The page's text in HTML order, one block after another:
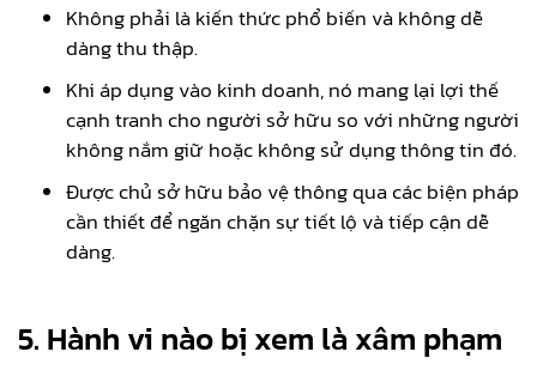
Không phải là kiến thức phổ biến và không dễ
dàng thu thập.
Khi áp dụng vào kinh doanh, nó mang lại lợi thế
cạnh tranh cho người sở hữu so với những người
không nắm giữ hoặc không sử dụng thông tin đó.
Được chủ sở hữu bảo vệ thông qua các biện pháp
cần thiết để ngăn chặn sự tiết lộ và tiếp cận dễ
dàng.
5. Hành vi nào bị xem là xâm phạm